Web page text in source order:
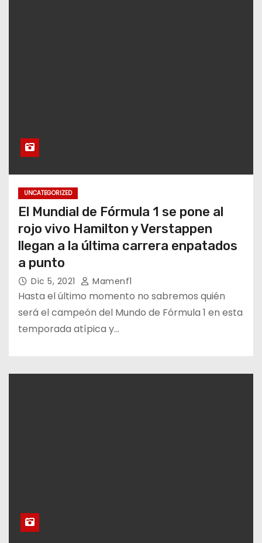
UNCATEGORIZED
El Mundial de Fórmula 1 se pone al
rojo vivo Hamilton y Verstappen
llegan a la última carrera enpatados
a punto
Dic 5, 2021 Mamenf1
Hasta el último momento no sabremos quién
será el campeón del Mundo de Fórmula 1 en esta
temporada atípica y…